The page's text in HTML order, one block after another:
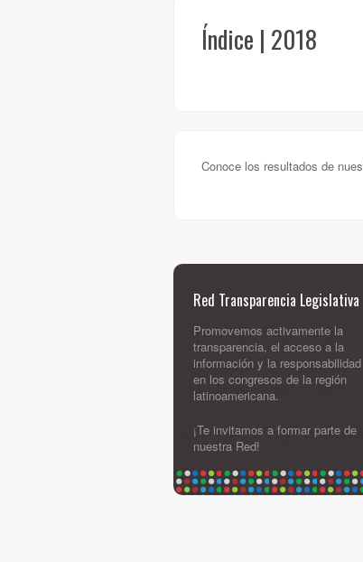
Índice | 2018
Conoce los resultados de
Red Transparencia Legislativa
Promovemos activamente la
transparencia, el acceso a la
información y la responsabilidad
en los congresos de la región
latinoamericana.
¡Te invitamos a formar parte de
nuestra Red!